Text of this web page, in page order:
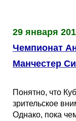
29 января
Чемпионат
Манчестер
Понятно, что
зрительское
Однако, пока